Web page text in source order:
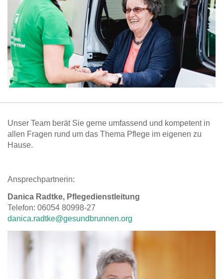
Unser Team berät Sie gerne umfassend und kompetent in
allen Fragen rund um das Thema Pflege im eigenen zu
Hause.
Ansprechpartnerin:
Danica Radtke, Pflegedienstleitung
Telefon: 06054 80998-27
danica.radtke@gesundbrunnen.org